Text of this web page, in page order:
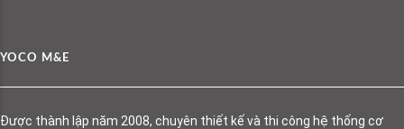
YOCO M&E
Được thành lập năm 2008, chuyên thiết kế và thi công hệ thống cơ